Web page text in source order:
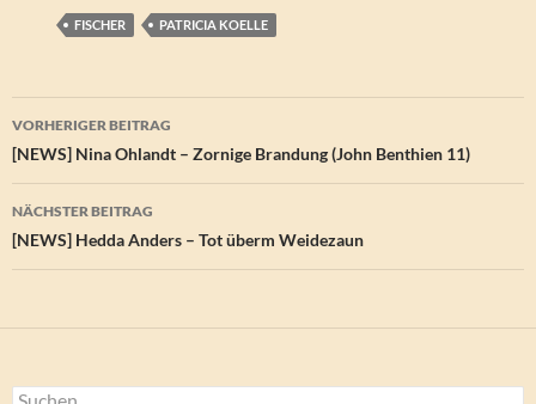
FISCHER PATRICIA KOELLE
Beitragsnavigation
VORHERIGER BEITRAG
[NEWS] Nina Ohlandt – Zornige Brandung (John Benthien 11)
NÄCHSTER BEITRAG
[NEWS] Hedda Anders – Tot überm Weidezaun
Suchen